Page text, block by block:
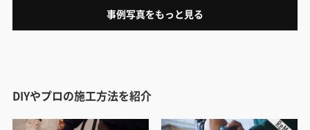
事例写真をもっと見る
DIYやプロの施工方法を紹介